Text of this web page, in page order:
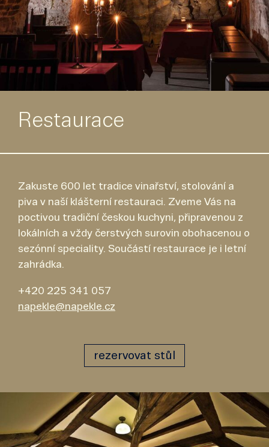
Restaurace
Zakuste 600 let tradice vinařství, stolování a
piva v naší klášterní restauraci. Zveme Vás na
poctivou tradiční českou kuchyni, připravenou z
lokálních a vždy čerstvých surovin obohacenou o
sezónní speciality. Součástí restaurace je i letní
zahrádka.
+420 225 341 057
napekle@napekle.cz
rezervovat stůl